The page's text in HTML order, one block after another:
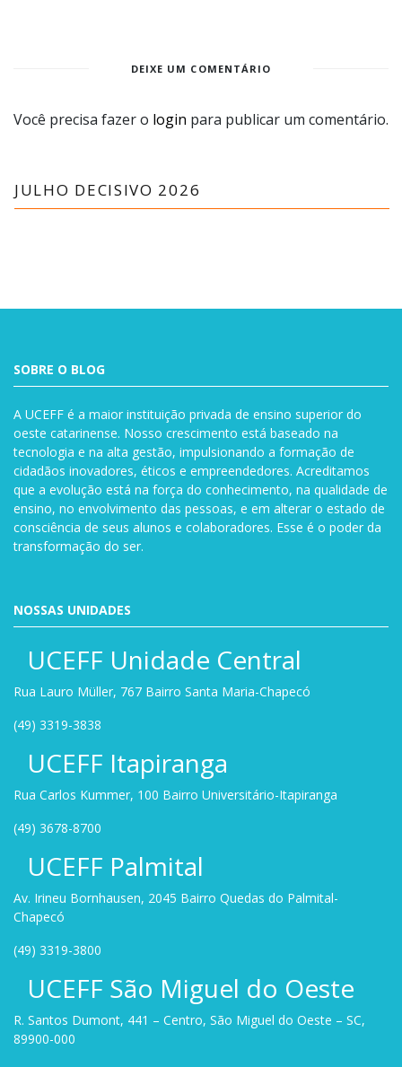
DEIXE UM COMENTÁRIO
Você precisa fazer o login para publicar um comentário.
JULHO DECISIVO 2026
SOBRE O BLOG
A UCEFF é a maior instituição privada de ensino superior do
oeste catarinense. Nosso crescimento está baseado na
tecnologia e na alta gestão, impulsionando a formação de
cidadãos inovadores, éticos e empreendedores. Acreditamos
que a evolução está na força do conhecimento, na qualidade de
ensino, no envolvimento das pessoas, e em alterar o estado de
consciência de seus alunos e colaboradores. Esse é o poder da
transformação do ser.
NOSSAS UNIDADES
UCEFF Unidade Central
Rua Lauro Müller, 767 Bairro Santa Maria-Chapecó
(49) 3319-3838
UCEFF Itapiranga
Rua Carlos Kummer, 100 Bairro Universitário-Itapiranga
(49) 3678-8700
UCEFF Palmital
Av. Irineu Bornhausen, 2045 Bairro Quedas do Palmital-
Chapecó
(49) 3319-3800
UCEFF São Miguel do Oeste
R. Santos Dumont, 441 – Centro, São Miguel do Oeste – SC,
89900-000